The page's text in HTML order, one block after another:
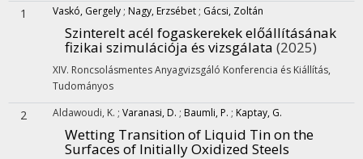
1 Vaskó, Gergely ; Nagy, Erzsébet ; Gácsi, Zoltán
Szinterelt acél fogaskerekek előállításának
fizikai szimulációja és vizsgálata (2025)
XIV. Roncsolásmentes Anyagvizsgáló Konferencia és Kiállítás,
Tudományos
2 Aldawoudi, K. ; Varanasi, D. ; Baumli, P. ; Kaptay, G.
Wetting Transition of Liquid Tin on the
Surfaces of Initially Oxidized Steels